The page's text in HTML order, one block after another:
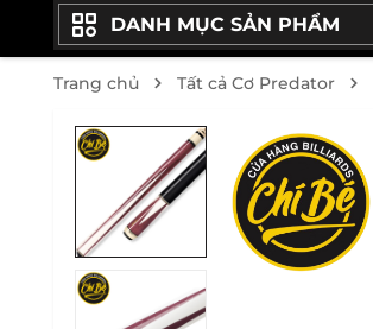
DANH MỤC SẢN PHẨM
Trang chủ Tất cả Cơ Predator